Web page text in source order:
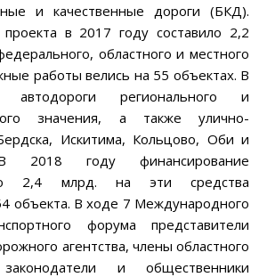
и качественные дороги (БКД).
в 2017 году составило 2,2
областного и местного
работы велись на 55 объектах. В
регионального и
значения, а также улично-
Искитима, Кольцово, Оби и
В 2018 году финансирование
2,4 млрд. на эти средства
объекта. В ходе 7 Международного
форума представители
агентства, члены областного
законодатели и общественники